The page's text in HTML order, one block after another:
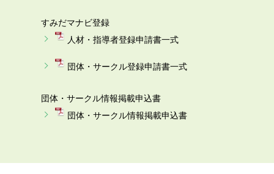
すみだマナビ登録
人材・指導者登録申請書一式
団体・サークル登録申請書一式
団体・サークル情報掲載申込書
団体・サークル情報掲載申込書